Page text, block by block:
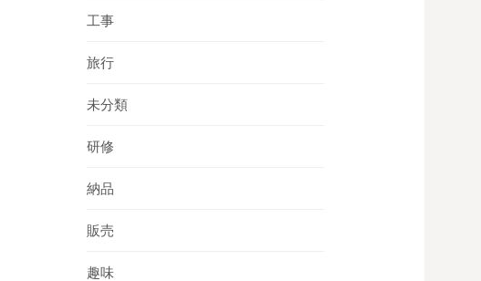
工事
旅行
未分類
研修
納品
販売
趣味